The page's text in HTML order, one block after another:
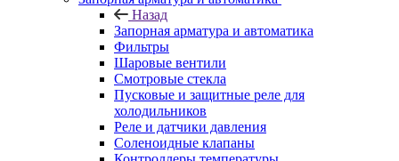
Назад
Запорная арматура и автоматика
Фильтры
Шаровые вентили
Смотровые стекла
Пусковые и защитные реле для
холодильников
Реле и датчики давления
Соленоидные клапаны